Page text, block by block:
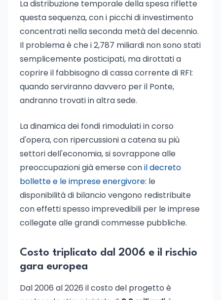
La distribuzione temporale della spesa riflette
questa sequenza, con i picchi di investimento
concentrati nella seconda metà del decennio.
Il problema è che i 2,787 miliardi non sono stati
semplicemente posticipati, ma dirottati a
coprire il fabbisogno di cassa corrente di RFI:
quando serviranno davvero per il Ponte,
andranno trovati in altra sede.
La dinamica dei fondi rimodulati in corso
d'opera, con ripercussioni a catena su più
settori dell'economia, si sovrappone alle
preoccupazioni già emerse conil decreto
bollette e le imprese energivore: le
disponibilità di bilancio vengono redistribuite
con effetti spesso imprevedibili per le imprese
collegate alle grandi commesse pubbliche.
Costo triplicato dal 2006 e il rischio
gara europea
Dal 2006 al 2026 il costo del progetto è